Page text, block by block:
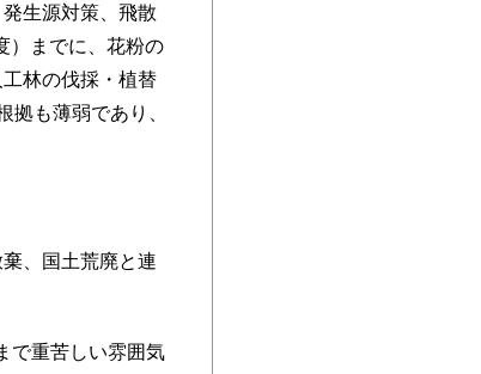
生源対策、飛散
）までに、花粉の
林の伐採・植替
拠も薄弱であり、
、国土荒廃と連
で重苦しい雰囲気